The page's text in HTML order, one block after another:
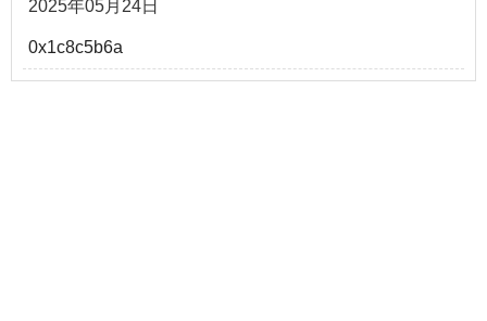
2025年05月24日
0x1c8c5b6a